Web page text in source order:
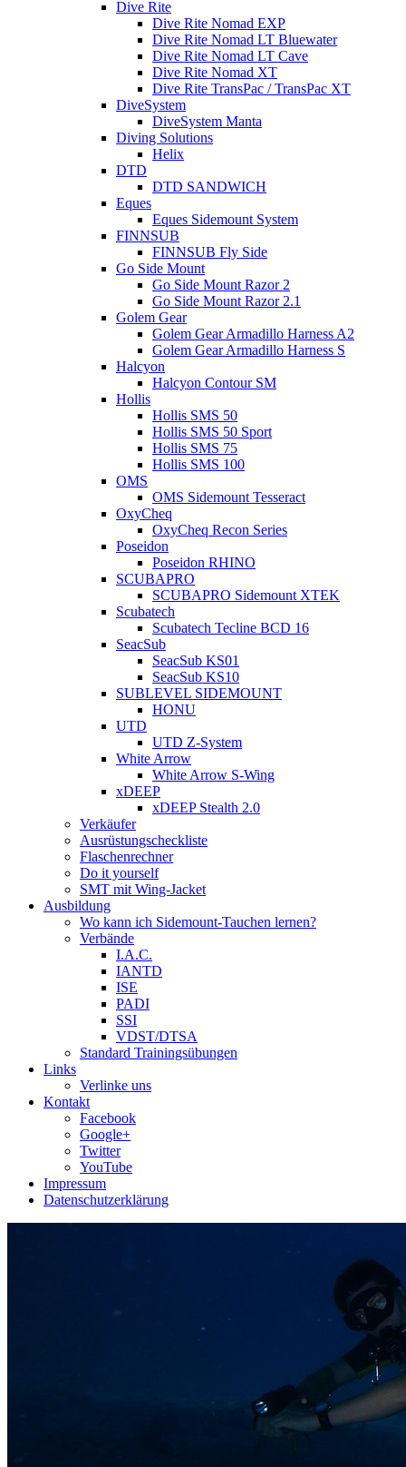
Dive Rite
Dive Rite Nomad EXP
Dive Rite Nomad LT Bluewater
Dive Rite Nomad LT Cave
Dive Rite Nomad XT
Dive Rite TransPac / TransPac XT
DiveSystem
DiveSystem Manta
Diving Solutions
Helix
DTD
DTD SANDWICH
Eques
Eques Sidemount System
FINNSUB
FINNSUB Fly Side
Go Side Mount
Go Side Mount Razor 2
Go Side Mount Razor 2.1
Golem Gear
Golem Gear Armadillo Harness A2
Golem Gear Armadillo Harness S
Halcyon
Halcyon Contour SM
Hollis
Hollis SMS 50
Hollis SMS 50 Sport
Hollis SMS 75
Hollis SMS 100
OMS
OMS Sidemount Tesseract
OxyCheq
OxyCheq Recon Series
Poseidon
Poseidon RHINO
SCUBAPRO
SCUBAPRO Sidemount XTEK
Scubatech
Scubatech Tecline BCD 16
SeacSub
SeacSub KS01
SeacSub KS10
SUBLEVEL SIDEMOUNT
HONU
UTD
UTD Z-System
White Arrow
White Arrow S-Wing
xDEEP
xDEEP Stealth 2.0
Verkäufer
Ausrüstungscheckliste
Flaschenrechner
Do it yourself
SMT mit Wing-Jacket
Ausbildung
Wo kann ich Sidemount-Tauchen lernen?
Verbände
I.A.C.
IANTD
ISE
PADI
SSI
VDST/DTSA
Standard Trainingsübungen
Links
Verlinke uns
Kontakt
Facebook
Google+
Twitter
YouTube
Impressum
Datenschutzerklärung
Das Sidemount-Forum ist auf
umgezogen und wie gewohnt
https://www.sidemount-
erreichbar.